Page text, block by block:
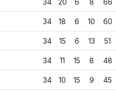
34 20 6 8 66
34 18 6 10 60
34 15 6 13 51
34 11 15 8 48
34 10 15 9 45